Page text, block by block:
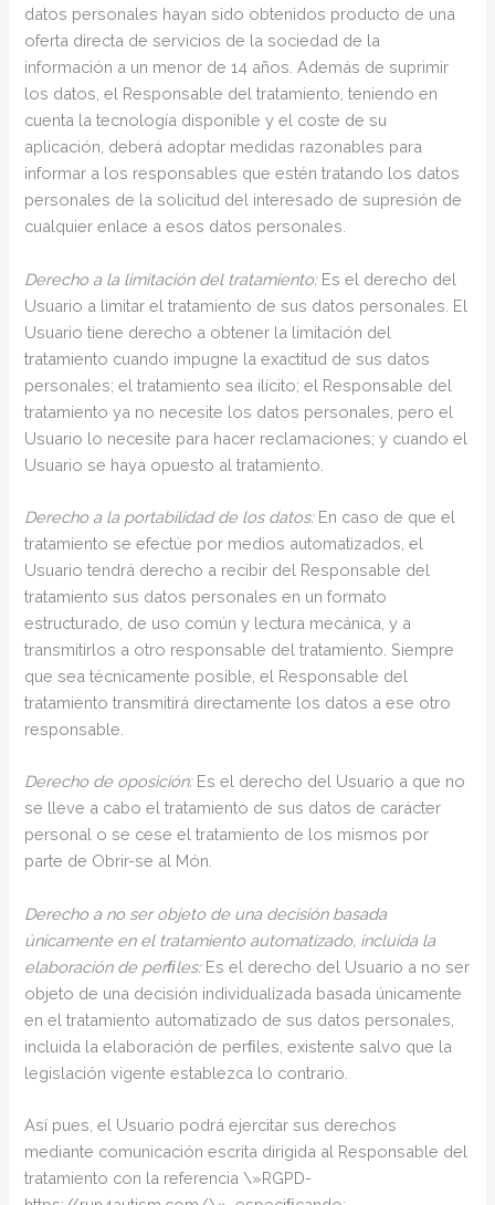
datos personales hayan sido obtenidos producto de una
oferta directa de servicios de la sociedad de la
información a un menor de 14 años. Además de suprimir
los datos, el Responsable del tratamiento, teniendo en
cuenta la tecnología disponible y el coste de su
aplicación, deberá adoptar medidas razonables para
informar a los responsables que estén tratando los datos
personales de la solicitud del interesado de supresión de
cualquier enlace a esos datos personales.
Derecho a la limitación del tratamiento: Es el derecho del
Usuario a limitar el tratamiento de sus datos personales. El
Usuario tiene derecho a obtener la limitación del
tratamiento cuando impugne la exactitud de sus datos
personales; el tratamiento sea ilícito; el Responsable del
tratamiento ya no necesite los datos personales, pero el
Usuario lo necesite para hacer reclamaciones; y cuando el
Usuario se haya opuesto al tratamiento.
Derecho a la portabilidad de los datos: En caso de que el
tratamiento se efectúe por medios automatizados, el
Usuario tendrá derecho a recibir del Responsable del
tratamiento sus datos personales en un formato
estructurado, de uso común y lectura mecánica, y a
transmitirlos a otro responsable del tratamiento. Siempre
que sea técnicamente posible, el Responsable del
tratamiento transmitirá directamente los datos a ese otro
responsable.
Derecho de oposición: Es el derecho del Usuario a que no
se lleve a cabo el tratamiento de sus datos de carácter
personal o se cese el tratamiento de los mismos por
parte de Obrir-se al Món.
Derecho a no ser objeto de una decisión basada
únicamente en el tratamiento automatizado, incluida la
elaboración de perﬁles: Es el derecho del Usuario a no ser
objeto de una decisión individualizada basada únicamente
en el tratamiento automatizado de sus datos personales,
incluida la elaboración de perﬁles, existente salvo que la
legislación vigente establezca lo contrario.
Así pues, el Usuario podrá ejercitar sus derechos
mediante comunicación escrita dirigida al Responsable del
tratamiento con la referencia \»RGPD-